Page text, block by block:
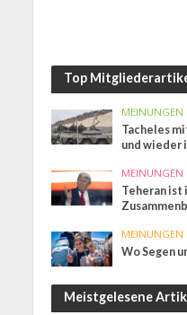
Top
MEINUNGEN
Tacheles
und wieder
MEINUNGEN
Teheran ist
MEINUNGEN
Wo Segen
Meistgelesene